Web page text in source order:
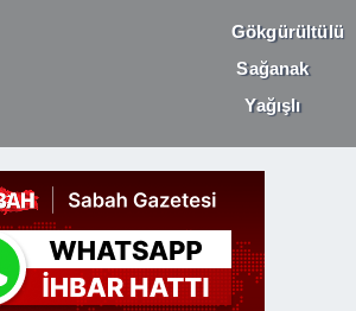
Gökgürültülü
Sağanak
Yağışlı